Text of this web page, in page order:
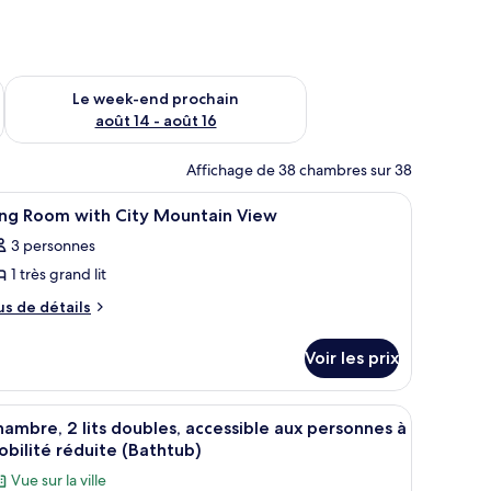
août 7 - août 9
Le week-end prochain
août 14 - août 16
Vérifier la disponibilité pour le week-end prochain août 14 -
Affichage de 38 chambres sur 38
duvet d'oie
:
Literie de qualité supérieure, couette en
3 Room with City Mountain View
3 personnes
1 très grand lit
de détails
Voir les prix
canapé, un fauteuil, une télévision, une petite table et une fenêtre
Une chambre d’hôtel avec deux lits, un
5
2 lits doubles, accessible aux personnes à
réduite (Bathtub)
Vue sur la ville